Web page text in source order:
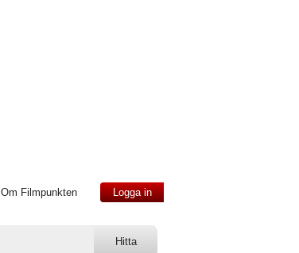
Om Filmpunkten Logga in